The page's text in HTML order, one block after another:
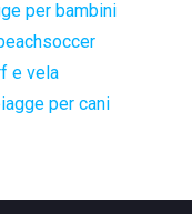
per bambini
e vela
per cani